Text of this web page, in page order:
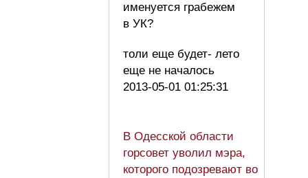
именуется грабежем
в УК?
толи еще будет- лето
еще не началось
2013-05-01 01:25:31
В Одесской области
горсовет уволил мэра,
которого подозревают во